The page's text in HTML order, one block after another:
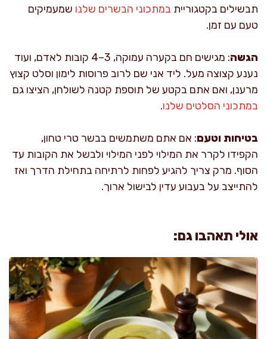
תבשילים בקטגוריית במתכוני הבשרים שלנו שמעמיקים
טעם עם זמן.
הגשה
: מגישים חם בקערה עמוקה, 3–4 קובות לאדם, ועוד
נענע קצוצה מעל. ליד אני שם לרוב פרוסות לימון וסלט קצוץ
מרענן, ואם אתם בקטע של תוספת קטנה לשולחן, הציצו גם
במתכוני הסלטים שלנו.
בטיחות וטעם: אם אתם משתמשים בבשר טרי טחון,
הקפידו לקרר את המילוי לפני המילוי ולבשל את הקובות עד
הסוף. מרק צריך להגיע לפחות לרתיחה בתחילת הדרך ואז
להתייצב על בעבוע עדין לבישול ארוך.
אולי תאהבו גם: